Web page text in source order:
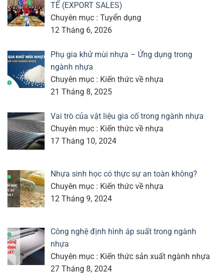
TẾ (EXPORT SALES)
Chuyên mục : Tuyển dụng
12 Tháng 6, 2026
Phụ gia khử mùi nhựa – Ứng dụng trong
ngành nhựa
Chuyên mục : Kiến thức về nhựa
21 Tháng 8, 2025
Vai trò của vật liệu gia cố trong ngành nhựa
Chuyên mục : Kiến thức về nhựa
17 Tháng 10, 2024
Nhựa sinh học có thực sự an toàn không?
Chuyên mục : Kiến thức về nhựa
12 Tháng 9, 2024
Công nghệ định hình áp suất trong ngành
nhựa
Chuyên mục : Kiến thức sản xuất ngành nhựa
27 Tháng 8, 2024